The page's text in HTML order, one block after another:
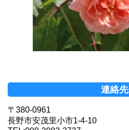
連絡先
〒380-0961
長野市安茂里小市1-4-10